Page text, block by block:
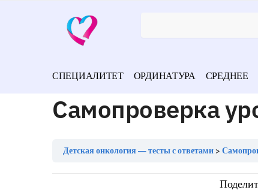
СПЕЦИАЛИТЕТ ОРДИНАТУРА СРЕДНЕЕ
Самопроверка
Детская онкология — тесты с ответами